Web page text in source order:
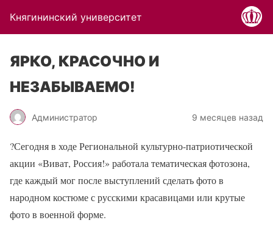
Княгининский университет
ЯРКО, КРАСОЧНО И
НЕЗАБЫВАЕМО!
Администратор 9 месяцев назад
?Сегодня в ходе Региональной культурно-патриотической
акции «Виват, Россия!» работала тематическая фотозона,
где каждый мог после выступлений сделать фото в
народном костюме с русскими красавицами или крутые
фото в военной форме.